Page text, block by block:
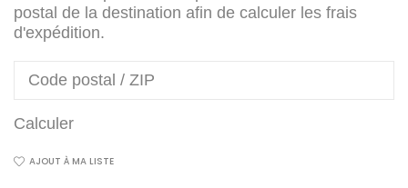
Amande
Grillée
quantity
postal de la destination afin de calculer les frais
d'expédition.
Calculer
AJOUT À MA LISTE